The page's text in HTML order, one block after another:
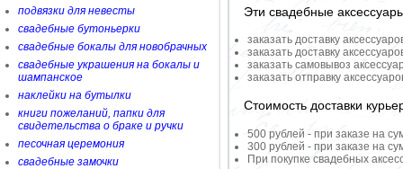
подвязки для невесты
свадебные бутоньерки
свадебные бокалы для новобрачных
свадебные украшения на бокалы и
шампанское
наклейки на бутылки
книги пожеланий, папки для
свидетельства о браке и ручки
песочная церемония
свадебные замочки
Эти свадебные
заказать доставку
заказать доставку
заказать самовывоз
заказать отправку
Стоимость доставки
500 рублей - при заказе на
300 рублей - при заказе на
При покупке свадебных